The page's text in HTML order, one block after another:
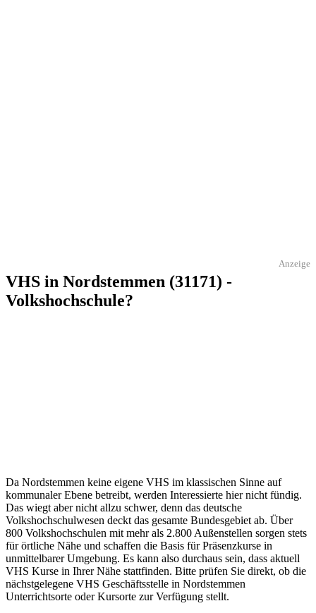
Anzeige
VHS in Nordstemmen (31171) -
Volkshochschule?
Da Nordstemmen keine eigene VHS im klassischen Sinne auf
kommunaler Ebene betreibt, werden Interessierte hier nicht fündig.
Das wiegt aber nicht allzu schwer, denn das deutsche
Volkshochschulwesen deckt das gesamte Bundesgebiet ab. Über
800 Volkshochschulen mit mehr als 2.800 Außenstellen sorgen stets
für örtliche Nähe und schaffen die Basis für Präsenzkurse in
unmittelbarer Umgebung. Es kann also durchaus sein, dass aktuell
VHS Kurse in Ihrer Nähe stattfinden. Bitte prüfen Sie direkt, ob die
nächstgelegene VHS Geschäftsstelle in Nordstemmen
Unterrichtsorte oder Kursorte zur Verfügung stellt.